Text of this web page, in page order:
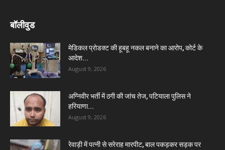
बॉलीवुड
मेडिकल प्रोडक्ट की हूबहू नकल बनाने का आरोप, कोर्ट के
आदेश...
August 9, 2026
अग्निवीर भर्ती में ठगी की जांच तेज, पटियाला पुलिस ने
हरियाणा...
August 9, 2026
रेवाड़ी में पत्नी से सरेराह मारपीट, बाल पकड़कर सड़क पर